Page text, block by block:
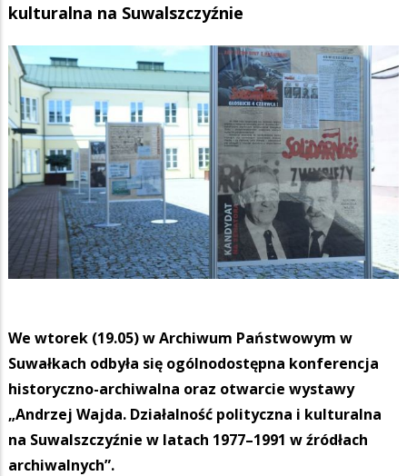
kulturalna na Suwalszczyźnie
We wtorek (19.05) w Archiwum Państwowym w
Suwałkach odbyła się ogólnodostępna konferencja
historyczno-archiwalna oraz otwarcie wystawy
„Andrzej Wajda. Działalność polityczna i kulturalna
na Suwalszczyźnie w latach 1977–1991 w źródłach
archiwalnych”.